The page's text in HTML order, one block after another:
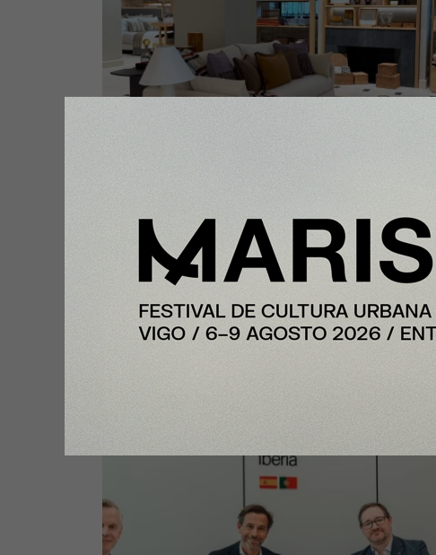
Enfoque
Portal de Posventa, herramienta que
digitaliza distintos procesos de la
actividad de taller bajo el lema
“Relax. We care”